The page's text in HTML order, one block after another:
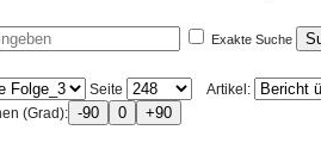
Exakte Suche
Seite
Artikel:
(Grad):